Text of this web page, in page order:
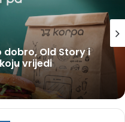
dobro, Old Story i
vrijedi